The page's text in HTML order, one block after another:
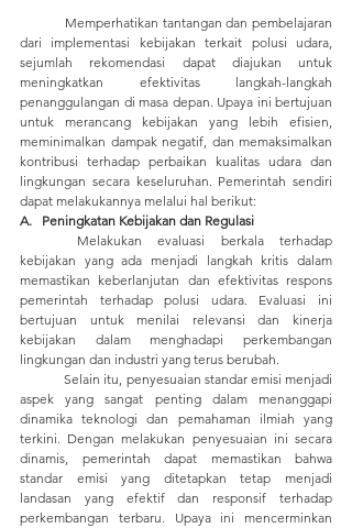
dari implementasi kebijakan terkait polusi udara,
sejumlah rekomendasi dapat diajukan untuk
meningkatkan efektivitas langkah-langkah
penanggulangan di masa depan. Upaya ini bertujuan
untuk merancang kebijakan yang lebih efisien,
meminimalkan dampak negatif, dan memaksimalkan
kontribusi terhadap perbaikan kualitas udara dan
lingkungan secara keseluruhan. Pemerintah sendiri
dapat melakukannya melalui hal berikut:
A.   Peningkatan Kebijakan dan Regulasi
kebijakan yang ada menjadi langkah kritis dalam
memastikan keberlanjutan dan efektivitas respons
pemerintah terhadap polusi udara. Evaluasi ini
bertujuan untuk menilai relevansi dan kinerja
kebijakan dalam menghadapi perkembangan
lingkungan dan industri yang terus berubah.
	Selain itu, penyesuaian standar emisi menjadi
aspek yang sangat penting dalam menanggapi
dinamika teknologi dan pemahaman ilmiah yang
terkini. Dengan melakukan penyesuaian ini secara
dinamis, pemerintah dapat memastikan bahwa
standar emisi yang ditetapkan tetap menjadi
landasan yang efektif dan responsif terhadap
perkembangan terbaru. Upaya ini mencerminkan